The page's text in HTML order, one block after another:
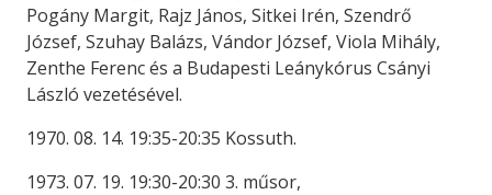
Pogány Margit, Rajz János, Sitkei Irén, Szendrő
József, Szuhay Balázs, Vándor József, Viola Mihály,
Zenthe Ferenc és a Budapesti Leánykórus Csányi
László vezetésével.
1970. 08. 14. 19:35-20:35 Kossuth.
1973. 07. 19. 19:30-20:30 3. műsor,